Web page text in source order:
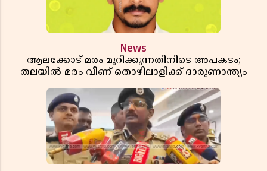
News
ആലക്കോട് മരം മുറിക്കുന്നതിനിടെ അപകടം;
തലയിൽ മരം വീണ് തൊഴിലാളിക്ക് ദാരുണാന്ത്യം